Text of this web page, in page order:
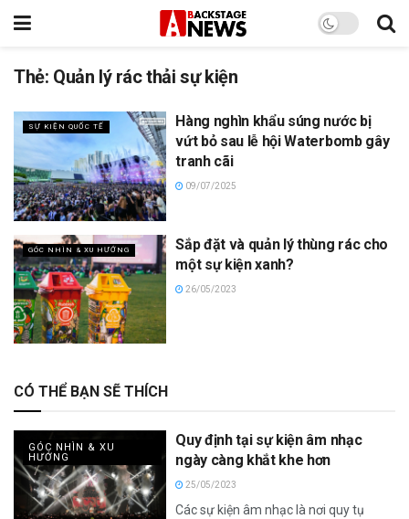
Thẻ: Quản lý rác thải sự kiện
SỰ KIỆN QUỐC TẾ
Hàng nghìn khẩu súng nước bị
vứt bỏ sau lễ hội Waterbomb gây
tranh cãi
09/07/2025
GÓC NHÌN & XU HƯỚNG
Sắp đặt và quản lý thùng rác cho
một sự kiện xanh?
26/05/2023
CÓ THỂ BẠN SẼ THÍCH
GÓC NHÌN & XU
HƯỚNG
Quy định tại sự kiện âm nhạc
ngày càng khắt khe hơn
25/05/2023
Các sự kiện âm nhạc là nơi quy tụ